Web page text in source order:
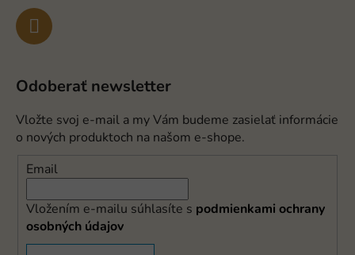
Odoberať newsletter
Vložte svoj e-mail a my Vám budeme zasielať informácie
o nových produktoch na našom e-shope.
Email
Vložením e-mailu súhlasíte s podmienkami ochrany
osobných údajov